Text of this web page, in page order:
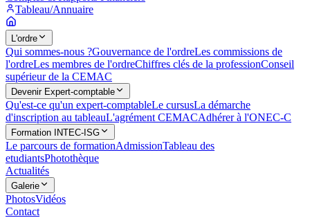
Tableau/Annuaire
L'ordre
Qui sommes-nous ?Gouvernance de l'ordreLes commissions de
l'ordreLes membres de l'ordreChiffres clés de la professionConseil
supérieur de la CEMAC
Devenir Expert-comptable
Qu'est-ce qu'un expert-comptableLe cursusLa démarche
d'inscription au tableauL'agrément CEMACAdhérer à l'ONEC-C
Formation INTEC-ISG
Le parcours de formationAdmissionTableau des
etudiantsPhotothèque
Actualités
Galerie
PhotosVidéos
Contact